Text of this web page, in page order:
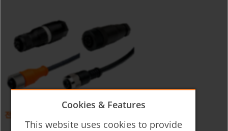
전기 연결 안세서리 ZUB-KAB
Cookies & Features
This website uses cookies to provide